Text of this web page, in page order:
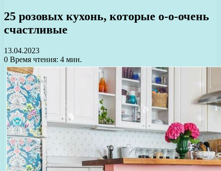
25 розовых кухонь, которые о-о-очень
счастливые
13.04.2023
0 Время чтения: 4 мин.